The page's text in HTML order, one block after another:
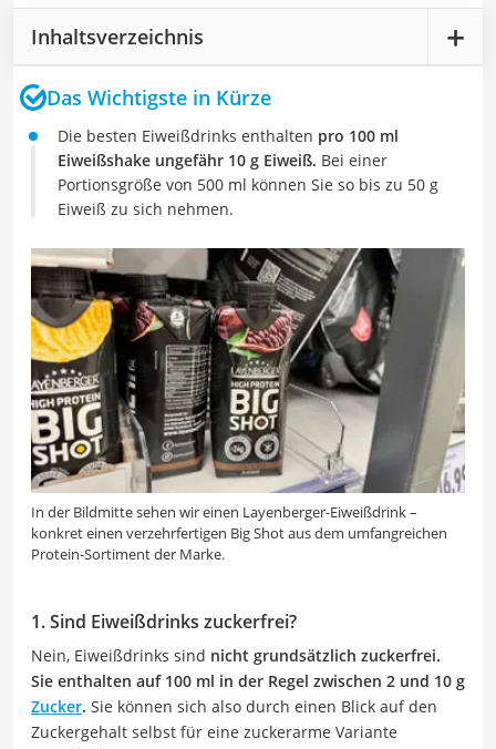
Inhaltsverzeichnis
Das Wichtigste in Kürze
Die besten Eiweißdrinks enthalten pro 100 ml
Eiweißshake ungefähr 10 g Eiweiß. Bei einer
Portionsgröße von 500 ml können Sie so bis zu 50 g
Eiweiß zu sich nehmen.
In der Bildmitte sehen wir einen Layenberger-Eiweißdrink –
konkret einen verzehrfertigen Big Shot aus dem umfangreichen
Protein-Sortiment der Marke.
1. Sind Eiweißdrinks zuckerfrei?
Nein, Eiweißdrinks sind nicht grundsätzlich zuckerfrei.
Sie enthalten auf 100 ml in der Regel zwischen 2 und 10 g
Zucker. Sie können sich also durch einen Blick auf den
Zuckergehalt selbst für eine zuckerarme Variante